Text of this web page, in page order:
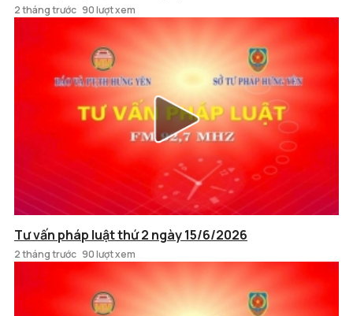
2 tháng trước 90 lượt xem
Tư vấn pháp luật thứ 2 ngày 15/6/2026
2 tháng trước 90 lượt xem